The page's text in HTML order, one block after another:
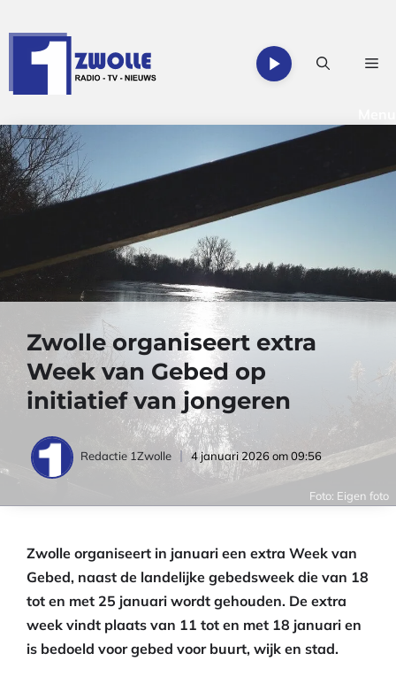
naar
Zwolle organiseert extra
Week van Gebed op
initiatief van jongeren
Redactie 1Zwolle 4 januari 2026 om 09:56
Foto: Eigen foto
Zwolle organiseert in januari een extra Week van
Gebed, naast de landelijke gebedsweek die van 18
tot en met 25 januari wordt gehouden. De extra
week vindt plaats van 11 tot en met 18 januari en
is bedoeld voor gebed voor buurt, wijk en stad.